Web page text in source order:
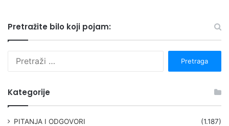
Pretražite bilo koji pojam:
Kategorije
PITANJA I ODGOVORI (1.187)